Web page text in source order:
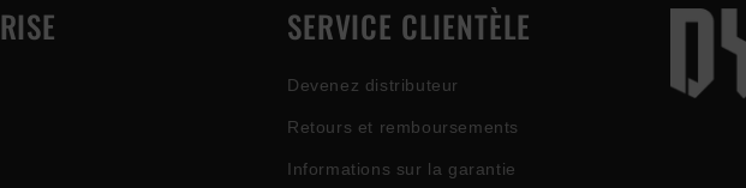
SERVICE CLIENTÈLE
Devenez distributeur
Retours et remboursements
Informations sur la garantie